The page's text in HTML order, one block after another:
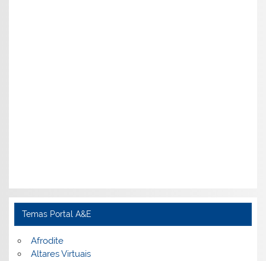
Temas Portal A&E
Afrodite
Altares Virtuais